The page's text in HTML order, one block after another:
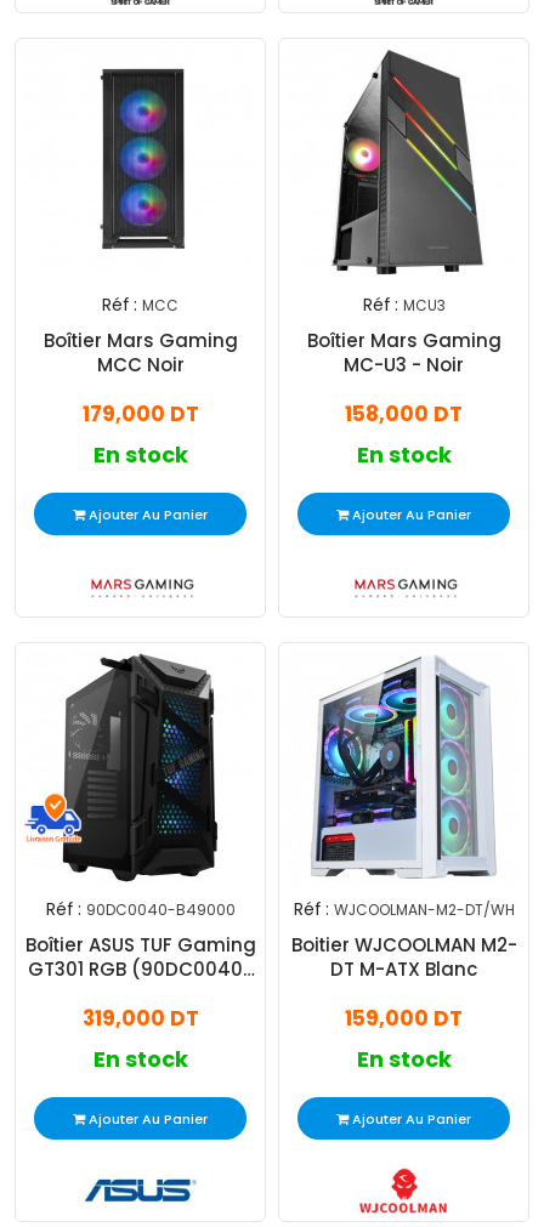
Réf : MCC
Boîtier Mars Gaming
MCC Noir
179,000 DT
En stock
Ajouter Au Panier
Réf : MCU3
Boîtier Mars Gaming
MC-U3 - Noir
158,000 DT
En stock
Ajouter Au Panier
Réf : 90DC0040-B49000
Boîtier ASUS TUF Gaming
GT301 RGB (90DC0040-
319,000 DT
En stock
Ajouter Au Panier
Réf : WJCOOLMAN-M2-DT/WH
Boitier WJCOOLMAN M2-
DT M-ATX Blanc
159,000 DT
En stock
Ajouter Au Panier